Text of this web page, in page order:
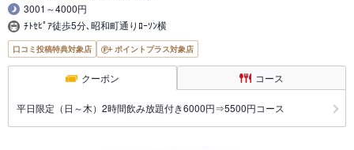
3001～4000円
ﾁﾄｾﾋﾟｱ徒歩5分､昭和町通りﾛｰｿﾝ横
口コミ投稿特典対象店 ポイントプラス対象店
クーポン コース
平日限定（日～木）2時間飲み放題付き6000円⇒5500円コース